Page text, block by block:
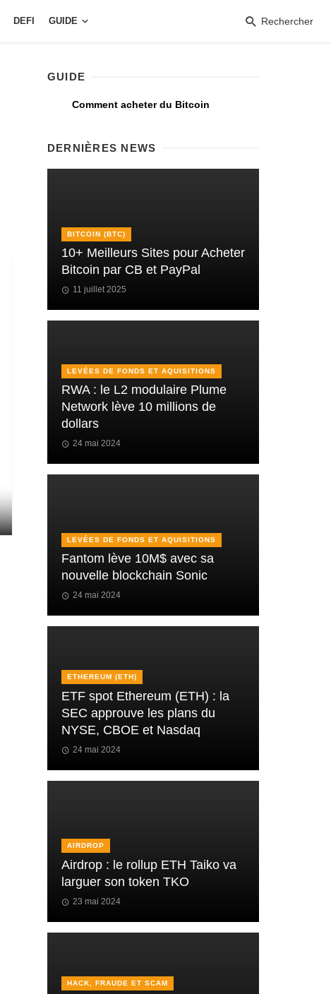
DEFI GUIDE Rechercher
GUIDE
Comment acheter du Bitcoin
DERNIÈRES NEWS
BITCOIN (BTC)
10+ Meilleurs Sites pour Acheter
Bitcoin par CB et PayPal
11 juillet 2025
LEVÉES DE FONDS ET AQUISITIONS
RWA : le L2 modulaire Plume
Network lève 10 millions de
dollars
24 mai 2024
LEVÉES DE FONDS ET AQUISITIONS
Fantom lève 10M$ avec sa
nouvelle blockchain Sonic
24 mai 2024
ETHEREUM (ETH)
ETF spot Ethereum (ETH) : la
SEC approuve les plans du
NYSE, CBOE et Nasdaq
24 mai 2024
AIRDROP
Airdrop : le rollup ETH Taiko va
larguer son token TKO
23 mai 2024
HACK, FRAUDE ET SCAM